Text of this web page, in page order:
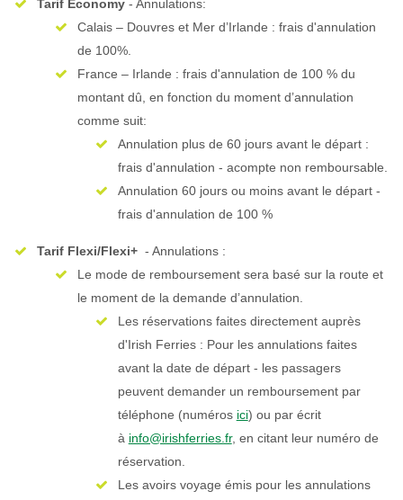
Tarif Economy- Annulations:
Calais – Douvres et Mer d’Irlande : frais d'annulation
de 100%.
France – Irlande : frais d'annulation de 100 % du
montant dû, en fonction du moment d’annulation
comme suit:
Annulation plus de 60 jours avant le départ :
frais d'annulation - acompte non remboursable.
Annulation 60 jours ou moins avant le départ -
frais d'annulation de 100 %
Tarif Flexi/Flexi+- Annulations :
Le mode de remboursement sera basé sur la route et
le moment de la demande d’annulation.
Les réservations faites directement auprès
d'Irish Ferries : Pour les annulations faites
avant la date de départ - les passagers
peuvent demander un remboursement par
téléphone (numéros ici) ou par écrit
à info@irishferries.fr, en citant leur numéro de
réservation.
Les avoirs voyage émis pour les annulations